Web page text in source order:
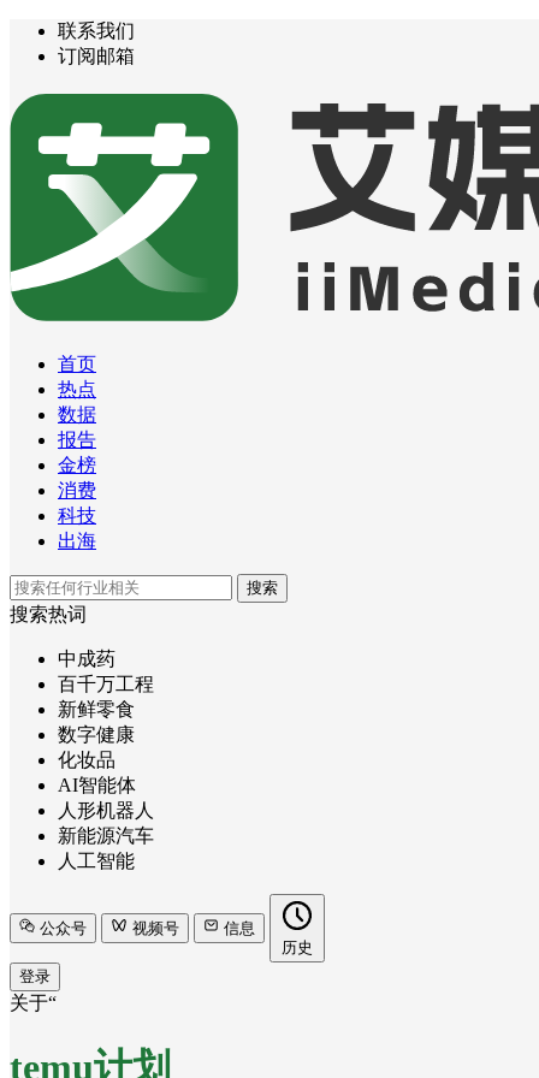
联系我们
订阅邮箱
首页
热点
数据
报告
金榜
消费
科技
出海
搜索
搜索热词
中成药
百千万工程
新鲜零食
数字健康
化妆品
AI智能体
人形机器人
新能源汽车
人工智能
公众号 视频号
信息
历史
登录
关于“
temu计划